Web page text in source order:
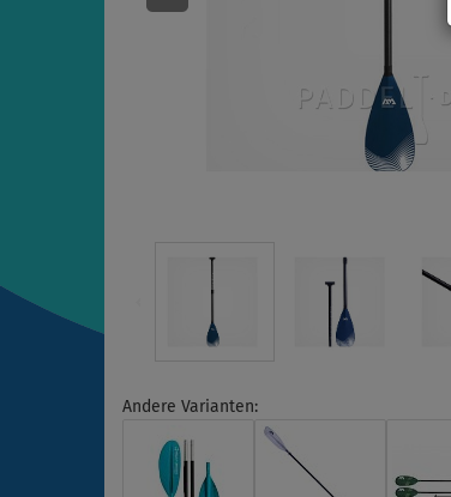
Andere Varianten: